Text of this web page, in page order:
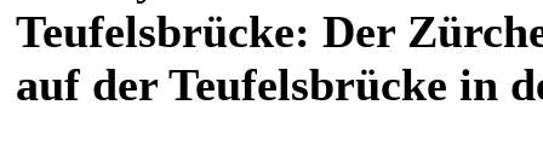
Teufelsbrücke: Der
auf der Teufelsbrücke in